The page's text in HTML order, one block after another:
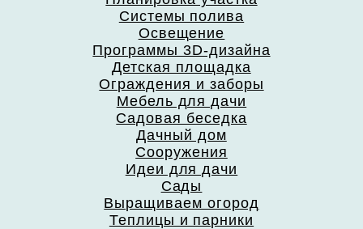
Системы полива
Освещение
Программы 3D-дизайна
Детская площадка
Ограждения и заборы
Мебель для дачи
Садовая беседка
Дачный дом
Сооружения
Идеи для дачи
Сады
Выращиваем огород
Теплицы и парники